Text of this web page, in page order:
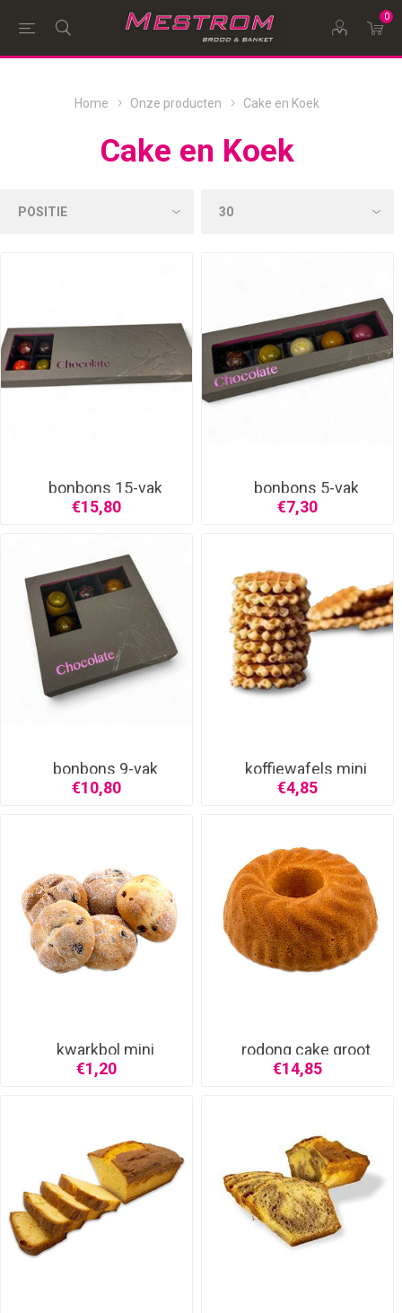
0
Home Onze producten Cake en Koek
Cake en Koek
bonbons 15-vak
€15,80
bonbons 5-vak
€7,30
bonbons 9-vak
€10,80
koffiewafels mini
€4,85
kwarkbol mini
€1,20
rodong cake groot
€14,85